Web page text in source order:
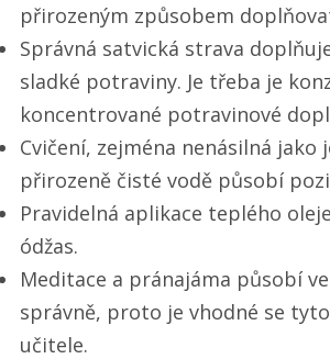
přirozeným způsobem
Správná satvická strava
sladké potraviny. Je třeba je
koncentrované potravinové
Cvičení, zejména nenásilná
přirozeně čisté vodě působí
Pravidelná aplikace teplého
ódžas.
Meditace a pránajáma působí
správně, proto je vhodné se
učitele.